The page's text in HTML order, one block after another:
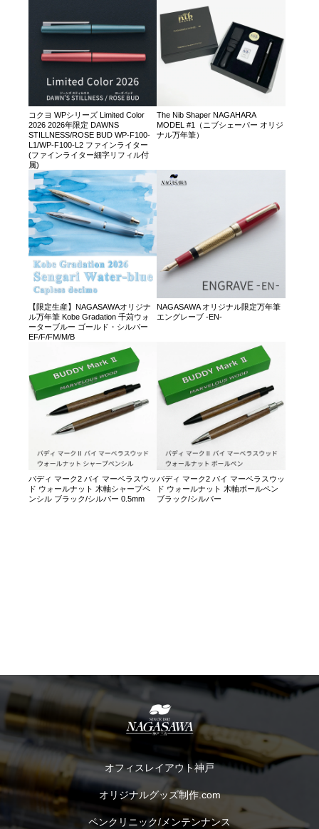
コクヨ WPシリーズ Limited Color
2026 2026年限定 DAWNS
STILLNESS/ROSE BUD WP-F100-
L1/WP-F100-L2 ファインライター
(ファインライター細字リフィル付
属)
The Nib Shaper NAGAHARA
MODEL #1（ニブシェーパー オリジ
ナル万年筆）
【限定生産】NAGASAWAオリジナ
ル万年筆 Kobe Gradation 千苅ウォ
ーターブルー ゴールド・シルバー
EF/F/FM/M/B
NAGASAWA オリジナル限定万年筆
エングレーブ -EN-
バディ マーク2 バイ マーベラスウッ
ド ウォールナット 木軸シャープペ
ンシル ブラック/シルバー 0.5mm
バディ マーク2 バイ マーベラスウッ
ド ウォールナット 木軸ボールペン
ブラック/シルバー
オフィスレイアウト神戸
オリジナルグッズ制作.com
ペンクリニック/メンテンナンス